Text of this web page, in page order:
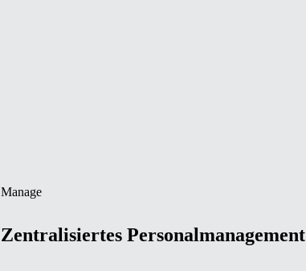
Manage
Zentralisiertes Personalmanagement